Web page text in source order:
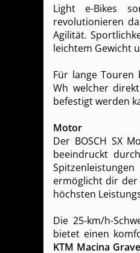
Light e-Bikes
revolutionieren
Agilität.
leichtem Gewicht
Für lange Touren
Wh welcher
befestigt werden
Motor
Der BOSCH SX
beeindruckt
ermöglicht dir der
höchsten
Die 25-km/h-
bietet einen
KTM Macina